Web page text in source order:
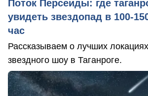
Поток Персеиды: где
увидеть звездопад в 100-
час
Рассказываем о лучших
звездного шоу в Таганроге.